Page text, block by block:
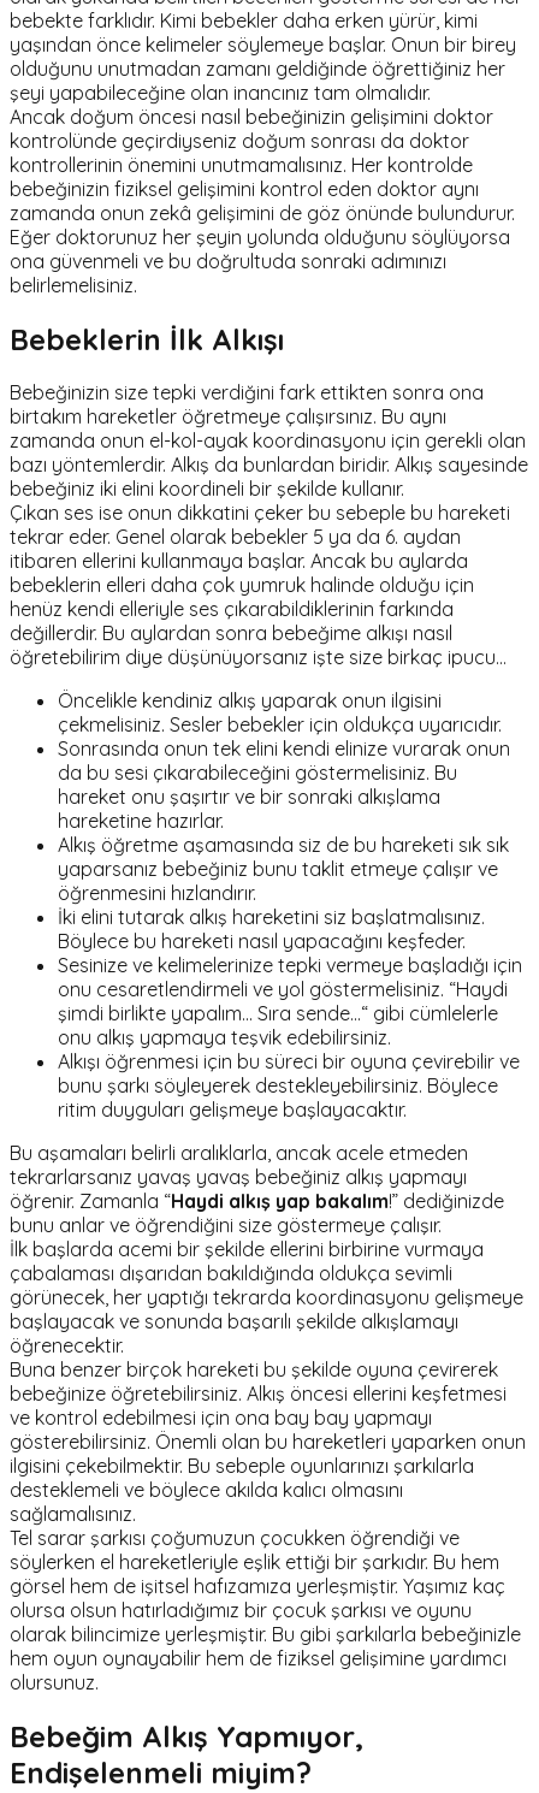
bebekte farklıdır. Kimi bebekler daha erken yürür, kimi
yaşından önce kelimeler söylemeye başlar. Onun bir birey
olduğunu unutmadan zamanı geldiğinde öğrettiğiniz her
şeyi yapabileceğine olan inancınız tam olmalıdır.
Ancak doğum öncesi nasıl bebeğinizin gelişimini doktor
kontrolünde geçirdiyseniz doğum sonrası da doktor
kontrollerinin önemini unutmamalısınız. Her kontrolde
bebeğinizin fiziksel gelişimini kontrol eden doktor aynı
zamanda onun zekâ gelişimini de göz önünde bulundurur.
Eğer doktorunuz her şeyin yolunda olduğunu söylüyorsa
ona güvenmeli ve bu doğrultuda sonraki adımınızı
belirlemelisiniz.
Bebeklerin İlk Alkışı
Bebeğinizin size tepki verdiğini fark ettikten sonra ona
birtakım hareketler öğretmeye çalışırsınız. Bu aynı
zamanda onun el-kol-ayak koordinasyonu için gerekli olan
bazı yöntemlerdir. Alkış da bunlardan biridir. Alkış sayesinde
bebeğiniz iki elini koordineli bir şekilde kullanır.
Çıkan ses ise onun dikkatini çeker bu sebeple bu hareketi
tekrar eder. Genel olarak bebekler 5 ya da 6. aydan
itibaren ellerini kullanmaya başlar. Ancak bu aylarda
bebeklerin elleri daha çok yumruk halinde olduğu için
henüz kendi elleriyle ses çıkarabildiklerinin farkında
değillerdir. Bu aylardan sonra bebeğime alkışı nasıl
öğretebilirim diye düşünüyorsanız işte size birkaç ipucu…
Öncelikle kendiniz alkış yaparak onun ilgisini
çekmelisiniz. Sesler bebekler için oldukça uyarıcıdır.
Sonrasında onun tek elini kendi elinize vurarak onun
da bu sesi çıkarabileceğini göstermelisiniz. Bu
hareket onu şaşırtır ve bir sonraki alkışlama
hareketine hazırlar.
Alkış öğretme aşamasında siz de bu hareketi sık sık
yaparsanız bebeğiniz bunu taklit etmeye çalışır ve
öğrenmesini hızlandırır.
İki elini tutarak alkış hareketini siz başlatmalısınız.
Böylece bu hareketi nasıl yapacağını keşfeder.
Sesinize ve kelimelerinize tepki vermeye başladığı için
onu cesaretlendirmeli ve yol göstermelisiniz. “Haydi
şimdi birlikte yapalım... Sıra sende...“ gibi cümlelerle
onu alkış yapmaya teşvik edebilirsiniz.
Alkışı öğrenmesi için bu süreci bir oyuna çevirebilir ve
bunu şarkı söyleyerek destekleyebilirsiniz. Böylece
ritim duyguları gelişmeye başlayacaktır.
Bu aşamaları belirli aralıklarla, ancak acele etmeden
tekrarlarsanız yavaş yavaş bebeğiniz alkış yapmayı
öğrenir. Zamanla “Haydi alkış yap bakalım!” dediğinizde
bunu anlar ve öğrendiğini size göstermeye çalışır.
İlk başlarda acemi bir şekilde ellerini birbirine vurmaya
çabalaması dışarıdan bakıldığında oldukça sevimli
görünecek, her yaptığı tekrarda koordinasyonu gelişmeye
başlayacak ve sonunda başarılı şekilde alkışlamayı
öğrenecektir.
Buna benzer birçok hareketi bu şekilde oyuna çevirerek
bebeğinize öğretebilirsiniz. Alkış öncesi ellerini keşfetmesi
ve kontrol edebilmesi için ona bay bay yapmayı
gösterebilirsiniz. Önemli olan bu hareketleri yaparken onun
ilgisini çekebilmektir. Bu sebeple oyunlarınızı şarkılarla
desteklemeli ve böylece akılda kalıcı olmasını
sağlamalısınız.
Tel sarar şarkısı çoğumuzun çocukken öğrendiği ve
söylerken el hareketleriyle eşlik ettiği bir şarkıdır. Bu hem
görsel hem de işitsel hafızamıza yerleşmiştir. Yaşımız kaç
olursa olsun hatırladığımız bir çocuk şarkısı ve oyunu
olarak bilincimize yerleşmiştir. Bu gibi şarkılarla bebeğinizle
hem oyun oynayabilir hem de fiziksel gelişimine yardımcı
olursunuz.
Bebeğim Alkış Yapmıyor,
Endişelenmeli miyim?